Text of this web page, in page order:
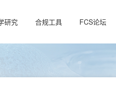
研究 合规工具 FCS论坛